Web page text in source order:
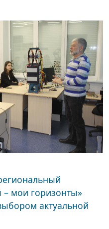
– мои горизонты»
актуальной